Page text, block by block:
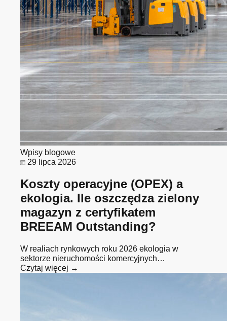
Wpisy blogowe
29 lipca 2026
Koszty operacyjne (OPEX) a
ekologia. Ile oszczędza zielony
magazyn z certyfikatem
BREEAM Outstanding?
W realiach rynkowych roku 2026 ekologia w
sektorze nieruchomości komercyjnych…
Czytaj więcej →